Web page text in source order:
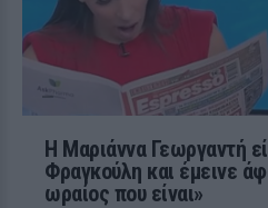
Η Μαριάννα Γεωργαντή
Φραγκούλη και έμεινε
ωραίος που είναι»